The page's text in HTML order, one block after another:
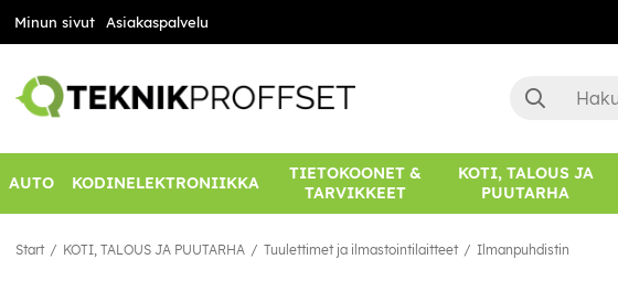
Minun sivut Asiakaspalvelu
AUTO KODINELEKTRONIIKKA
TIETOKOONET &
TARVIKKEET
KOTI, TALOUS JA
PUUTARHA
Start KOTI, TALOUS JA PUUTARHA Tuulettimet ja ilmastointilaitteet Ilmanpuhdistin